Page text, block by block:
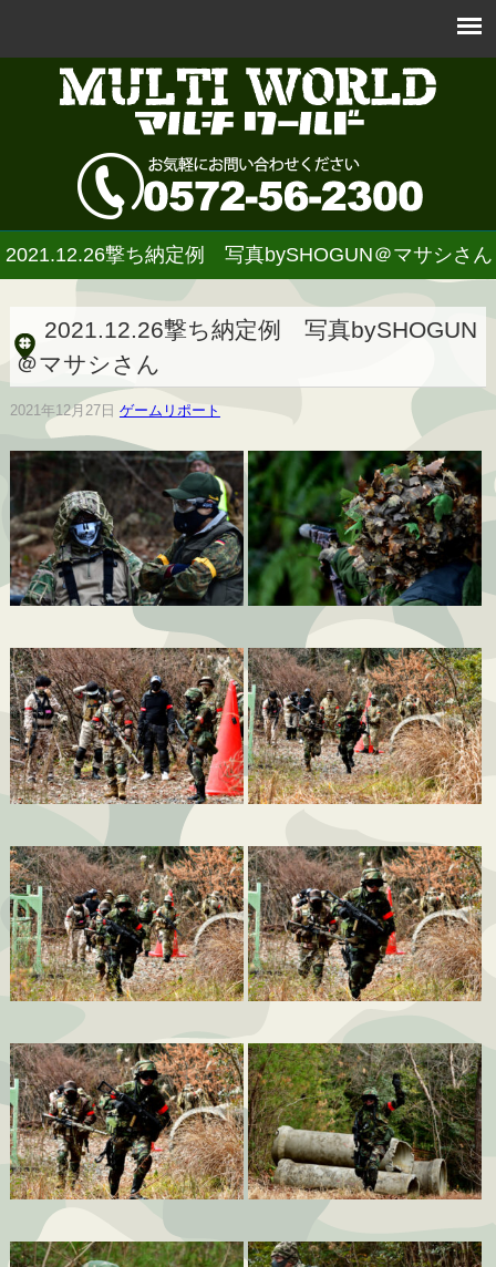
2021.12.26撃ち納定例 写真bySHOGUN＠マサシさん
2021.12.26撃ち納定例 写真bySHOGUN
＠マサシさん
2021年12月27日 ゲームリポート